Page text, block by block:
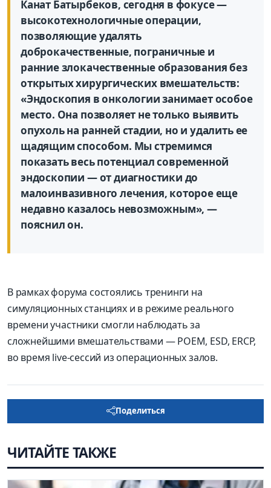
Канат Батырбеков, сегодня в фокусе —
высокотехнологичные операции,
позволяющие удалять
доброкачественные, пограничные и
ранние злокачественные образования без
открытых хирургических вмешательств:
«Эндоскопия в онкологии занимает особое
место. Она позволяет не только выявить
опухоль на ранней стадии, но и удалить ее
щадящим способом. Мы стремимся
показать весь потенциал современной
эндоскопии — от диагностики до
малоинвазивного лечения, которое еще
недавно казалось невозможным», —
пояснил он.
В рамках форума состоялись тренинги на
симуляционных станциях и в режиме реального
времени участники смогли наблюдать за
сложнейшими вмешательствами — POEM, ESD, ERCP,
во время live-сессий из операционных залов.
Поделиться
ЧИТАЙТЕ ТАКЖЕ